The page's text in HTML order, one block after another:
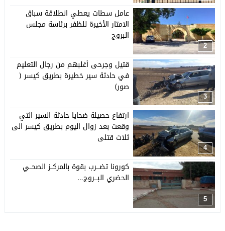
2
عامل سطات يعطي انطلاقة سباق
الامتار الأخيرة للظفر برئاسة مجلس
البروج
3
قتيل وجرحى أغلبهم من رجال التعليم
في حادثة سير خطيرة بطريق كيسر (
صور)
4
ارتفاع حصيلة ضحايا حادثة السير التي
وقعت بعد زوال اليوم بطريق كيسر الى
ثلاث قتلى
5
كورونا تضـــرب بقوة بالمركــز الصحــي
الحضري البـــروج…